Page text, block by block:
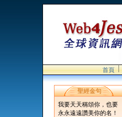
首頁
聖經金句
我要天天稱頌你，也要
永永遠遠讚美你的名！